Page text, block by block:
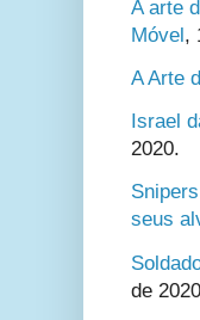
A arte
Móvel,
A Arte
Israel
2020.
seus
de